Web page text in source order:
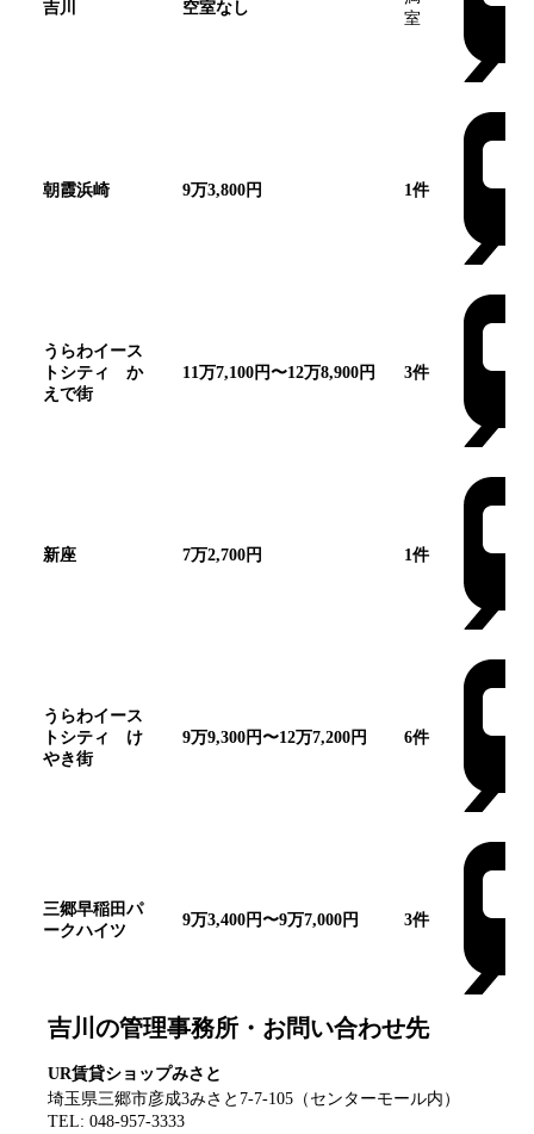
吉川 空室なし
室
朝霞浜崎 9万3,800円 1件
うらわイース
トシティ か
えで街
11万7,100円〜12万8,900円 3件
新座 7万2,700円 1件
うらわイース
トシティ け
やき街
9万9,300円〜12万7,200円 6件
三郷早稲田パ
ークハイツ
9万3,400円〜9万7,000円 3件
吉川 の管理事務所・お問い合わせ先
UR賃貸ショップみさと
埼玉県三郷市彦成3みさと7-7-105（センターモール内）
TEL: 048-957-3333